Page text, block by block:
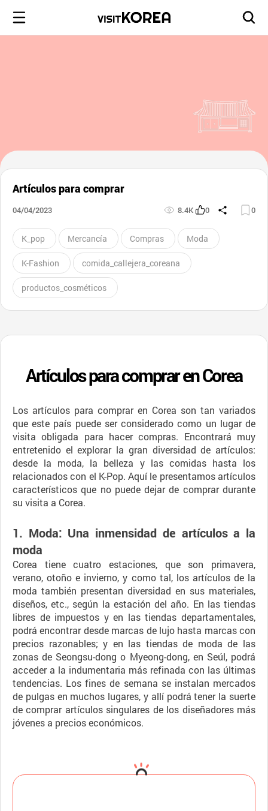
Artículos para comprar
04/04/2023 8.4K 0 0
K_pop Mercancía Compras Moda
K-Fashion comida_callejera_coreana
productos_cosméticos
Artículos para comprar en Corea
Los artículos para comprar en Corea son tan variados
que este país puede ser considerado como un lugar de
visita obligada para hacer compras. Encontrará muy
entretenido el explorar la gran diversidad de artículos:
desde la moda, la belleza y las comidas hasta los
relacionados con el K-Pop. Aquí le presentamos artículos
característicos que no puede dejar de comprar durante
su visita a Corea.
1. Moda: Una inmensidad de artículos a la
moda
Corea tiene cuatro estaciones, que son primavera,
verano, otoño e invierno, y como tal, los artículos de la
moda también presentan diversidad en sus materiales,
diseños, etc., según la estación del año. En las tiendas
libres de impuestos y en las tiendas departamentales,
podrá encontrar desde marcas de lujo hasta marcas con
precios razonables; y en las tiendas de moda de las
zonas de Seongsu-dong o Myeong-dong, en Seúl, podrá
acceder a la indumentaria más refinada con las últimas
tendencias. Los fines de semana se instalan mercados
de pulgas en muchos lugares, y allí podrá tener la suerte
de comprar artículos singulares de los diseñadores más
jóvenes a precios económicos.